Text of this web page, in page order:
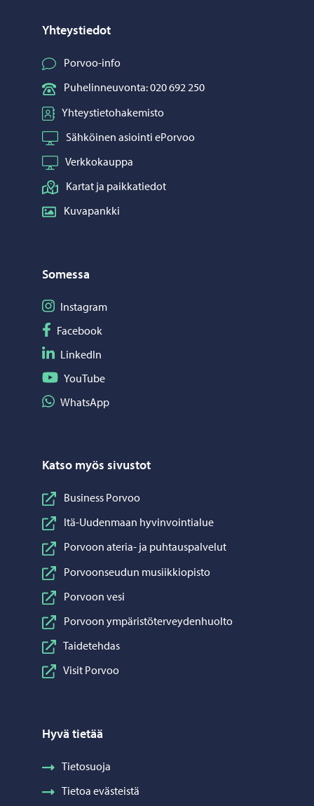
Yhteystiedot
Porvoo-info
Puhelinneuvonta: 020 692 250
Yhteystietohakemisto
Sähköinen asiointi ePorvoo
Verkkokauppa
Kartat ja paikkatiedot
Kuvapankki
Somessa
Seuraa Instagram
Instagram
Seuraa Facebook
Facebook
Seuraa LinkedIn
LinkedIn
Seuraa YouTube
YouTube
Jaa WhatsApp
WhatsApp
Katso myös sivustot
Business Porvoo
Itä-Uudenmaan hyvinvointialue
Porvoon ateria- ja puhtauspalvelut
Porvoonseudun musiikkiopisto
Porvoon vesi
Porvoon ympäristöterveydenhuolto
Taidetehdas
Visit Porvoo
Hyvä tietää
Tietosuoja
Tietoa evästeistä